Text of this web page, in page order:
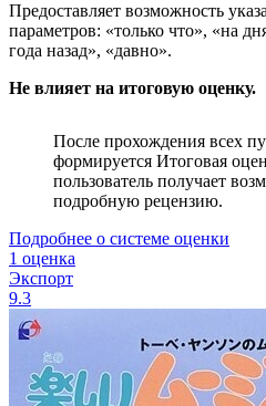
Предоставляет возможность
параметров: «только что», «на
года назад», «давно».
Не влияет на итоговую оценку.
После прохождения всех
формируется Итоговая
пользователь получает
подробную рецензию.
Подробнее о системе оценки
1 оценка
Экспорт
9.3